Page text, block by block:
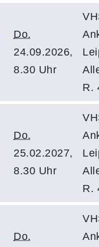
Do.
24.09.2026,
8.30 Uhr
R.
Do.
25.02.2027,
8.30 Uhr
R.
Do.